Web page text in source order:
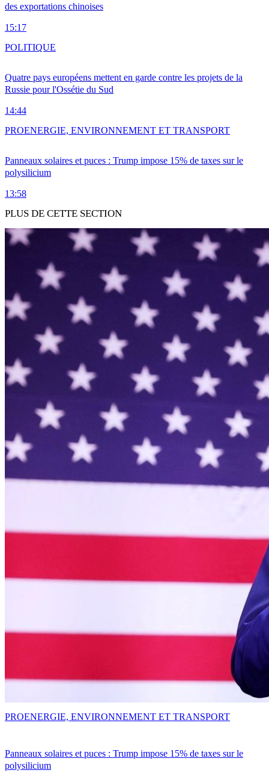
des exportations chinoises
15:17
Quatre pays européens mettent en garde contre les projets de la
Russie pour l'Ossétie du Sud
14:44
POLITIQUE
Panneaux solaires et puces : Trump impose 15% de taxes sur le
polysilicium
13:58
PROENERGIE, ENVIRONNEMENT ET TRANSPORT
PLUS DE CETTE SECTION
Panneaux solaires et puces : Trump impose 15% de taxes sur le
polysilicium
PROENERGIE, ENVIRONNEMENT ET TRANSPORT